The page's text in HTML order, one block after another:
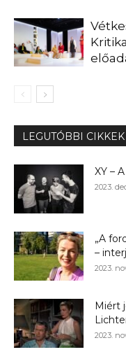
LEGUTÓBBI CIKKEK
XY –
2023.
„A
–
2023.
Miért
2023.